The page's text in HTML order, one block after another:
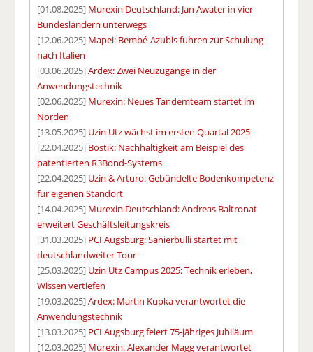
[01.08.2025] Murexin Deutschland: Jan Awater in vier
Bundesländern unterwegs
[12.06.2025] Mapei: Bembé-Azubis fuhren zur Schulung
nach Italien
[03.06.2025]Ardex: Zwei Neuzugänge in der
Anwendungstechnik
[02.06.2025] Murexin: Neues Tandemteam startet im
Norden
[13.05.2025] Uzin Utz wächst im ersten Quartal 2025
[22.04.2025] Bostik: Nachhaltigkeit am Beispiel des
patentierten R3Bond-Systems
[22.04.2025] Uzin & Arturo: Gebündelte Bodenkompetenz
für eigenen Standort
[14.04.2025] Murexin Deutschland: Andreas Baltronat
erweitert Geschäftsleitungskreis
[31.03.2025] PCI Augsburg: Sanierbulli startet mit
deutschlandweiter Tour
[25.03.2025] Uzin Utz Campus 2025: Technik erleben,
Wissen vertiefen
[19.03.2025]Ardex: Martin Kupka verantwortet die
Anwendungstechnik
[13.03.2025] PCI Augsburg feiert 75-jähriges Jubiläum
[12.03.2025] Murexin: Alexander Magg verantwortet